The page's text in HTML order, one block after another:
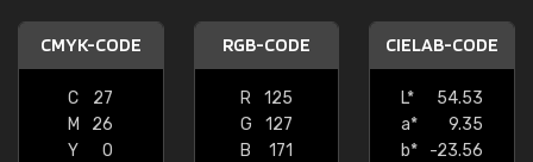
CMYK-CODE
C
27
M
26
Y
0
RGB-CODE
R
125
G
127
B
171
CIELAB-CODE
L*
54.53
a*
9.35
b*
-23.56